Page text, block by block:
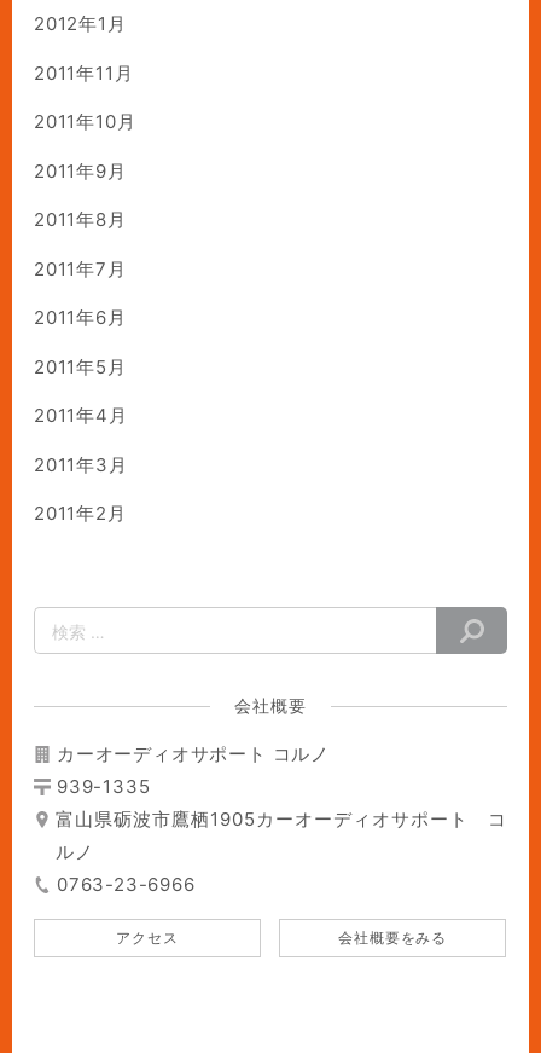
2012年1月
2011年11月
2011年10月
2011年9月
2011年8月
2011年7月
2011年6月
2011年5月
2011年4月
2011年3月
2011年2月
会社概要
カーオーディオサポート コルノ
939-1335
富山県砺波市鷹栖1905カーオーディオサポート コ
ルノ
0763-23-6966
アクセス 会社概要をみる